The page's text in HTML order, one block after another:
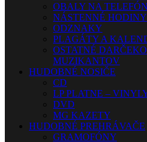
OBALY NA
NÁSTENNÉ
ODZNAKY
PLAGÁTY A
OSTATNÉ
MUZIKANTOV
HUDOBNÉ NOSIČE
CD
LP PLATNE –
DVD
MG KAZETY
HUDOBNÉ PREHRÁVAČE
GRAMOFÓNY